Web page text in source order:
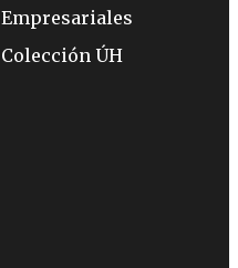
Empresariales
Colección ÚH